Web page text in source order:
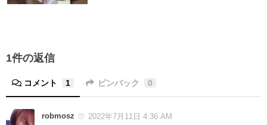
1件の返信
コメント 1 ピンバック 0
robmosz 2022年7月11日 4:36 AM